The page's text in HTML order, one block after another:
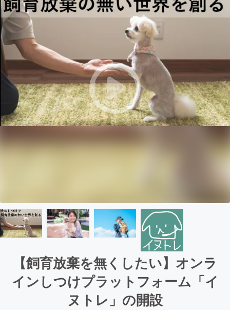
【飼育放棄を無くしたい】オンラ
インしつけプラットフォーム「イ
ヌトレ」の開設